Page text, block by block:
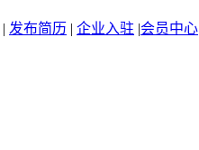
| 发布简历 | 企业入驻 |会员中心